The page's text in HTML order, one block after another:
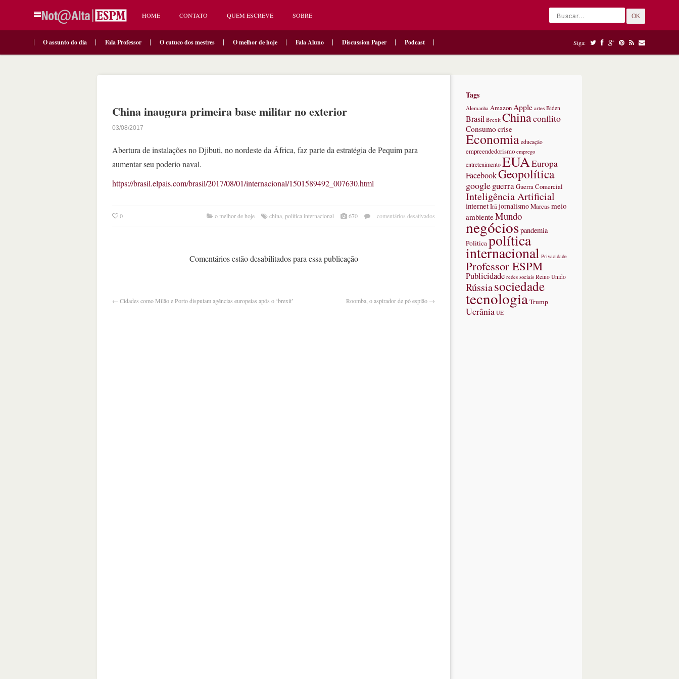
HOME CONTATO QUEM ESCREVE SOBRE OK
O assunto do dia Fala Professor O cutuco dos mestres O melhor de hoje Fala Aluno Discussion Paper Podcast Siga:
China inaugura primeira base militar no exterior
03/08/2017
Abertura de instalações no Djibuti, no nordeste da África, faz parte da estratégia de Pequim para
aumentar seu poderio naval.
https://brasil.elpais.com/brasil/2017/08/01/internacional/1501589492_007630.html
0 o melhor de hoje china política internacional 670 comentários desativados
Comentários estão desabilitados para essa publicação
← Cidades como Milão e Porto disputam agências europeias após o ‘brexit’ Roomba, o aspirador de pó espião →
Tags
Alemanha Amazon Apple artes Biden
Brasil Brexit Chinaconflito
Consumocrise
Economia educação
empreendedorismo emprego
entretenimentoEUAEuropa
FacebookGeopolítica
googleguerraGuerra Comercial
Inteligência Artificial
internetIrãjornalismoMarcasmeio
ambienteMundo
negóciospandemia
Politicapolítica
internacional Privacidade
Professor ESPM
Publicidade redes sociais Reino Unido
Rússiasociedade
tecnologiaTrump
Ucrânia UE